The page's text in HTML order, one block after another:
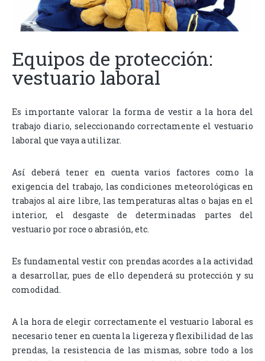
Equipos de protección:
vestuario laboral
Es importante valorar la forma de vestir a la hora del
trabajo diario, seleccionando correctamente el vestuario
laboral que vaya a utilizar.
Así deberá tener en cuenta varios factores como la
exigencia del trabajo, las condiciones meteorológicas en
trabajos al aire libre, las temperaturas altas o bajas en el
interior, el desgaste de determinadas partes del
vestuario por roce o abrasión, etc.
Es fundamental vestir con prendas acordes a la actividad
a desarrollar, pues de ello dependerá su protección y su
comodidad.
A la hora de elegir correctamente el vestuario laboral es
necesario tener en cuenta la ligereza y flexibilidad de las
prendas, la resistencia de las mismas, sobre todo a los